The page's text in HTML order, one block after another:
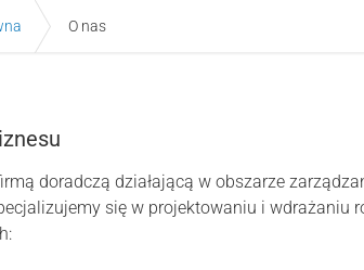
O nas
doradczą działającą w obszarze
się w projektowaniu i wdrażaniu